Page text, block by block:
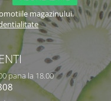
magazinului.
pana la 18.00